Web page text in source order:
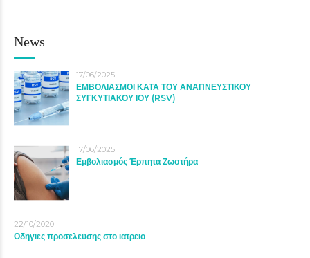
News
17/06/2025
ΕΜΒΟΛΙΑΣΜΟΙ ΚΑΤΑ ΤΟΥ ΑΝΑΠΝΕΥΣΤΙΚΟΥ
ΣΥΓΚΥΤΙΑΚΟΥ ΙΟΥ (RSV)
17/06/2025
Εμβολιασμός Έρπητα Ζωστήρα
22/10/2020
Οδηγιες προσελευσης στο ιατρειο